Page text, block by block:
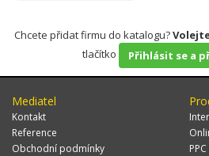
Chcete přidat firmu do katalogu?Volejte
tlačítko
Přihlásit se a
Mediatel
Kontakt
Reference
Obchodní podmínky